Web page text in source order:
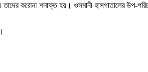
করোনা শনাক্ত হয়। ওসমানী হাসপাতালের উপ-